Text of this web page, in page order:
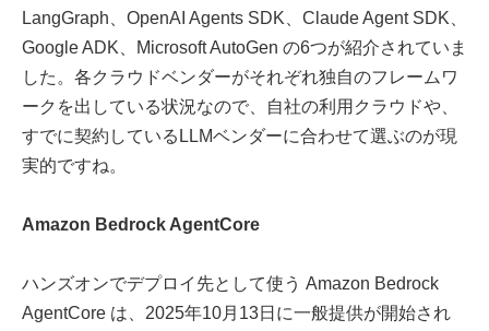
LangGraph、OpenAI Agents SDK、Claude Agent SDK、
Google ADK、Microsoft AutoGen の6つが紹介されていま
した。各クラウドベンダーがそれぞれ独自のフレームワ
ークを出している状況なので、自社の利用クラウドや、
すでに契約しているLLMベンダーに合わせて選ぶのが現
実的ですね。
Amazon Bedrock AgentCore
ハンズオンでデプロイ先として使う Amazon Bedrock
AgentCore は、2025年10月13日に一般提供が開始され